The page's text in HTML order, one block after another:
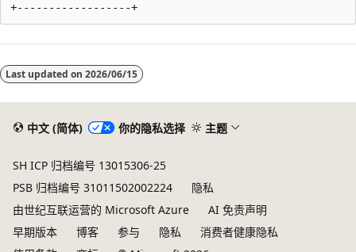
模
式
Last updated on 2026/06/15
中文 (简体) 你的隐私选择 主题
SH ICP 归档编号 13015306-25
PSB 归档编号 31011502002224
隐私
由世纪互联运营的 Microsoft Azure
AI 免责声明
早期版本
博客 参与 隐私
消费者健康隐私